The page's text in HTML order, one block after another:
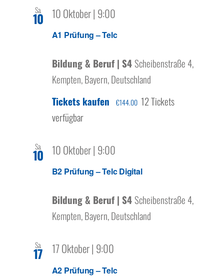
Sa.
10
A1 Prüfung – Telc
10 Oktober | 9:00
Bildung & Beruf | S4 Scheibenstraße 4,
Kempten, Bayern, Deutschland
Tickets kaufen
€144.00 12 Tickets
verfügbar
Sa.
10
B2 Prüfung – Telc Digital
10 Oktober | 9:00
Bildung & Beruf | S4 Scheibenstraße 4,
Kempten, Bayern, Deutschland
Sa.
17
A2 Prüfung – Telc
17 Oktober | 9:00